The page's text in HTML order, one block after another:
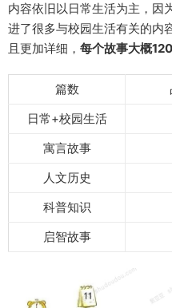
内容依旧以日常生活为主，因
进了很多与校园生活有关的内
且更加详细， 每个故事大概
篇数
日常+校园生活
寓言故事
人文历史
科普知识
启智故事